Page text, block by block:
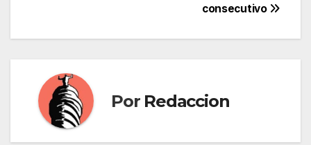
consecutivo
Por Redaccion